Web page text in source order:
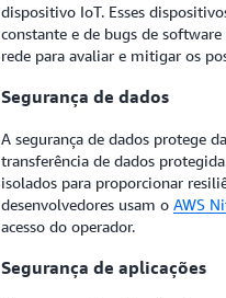
dispositivo IoT. Esses
constante e de bugs de
rede para avaliar e mitigar os
Segurança de dados
A segurança de dados protege
transferência de dados
isolados para proporcionar
desenvolvedores usam o AWS
acesso do operador.
Segurança de aplicações